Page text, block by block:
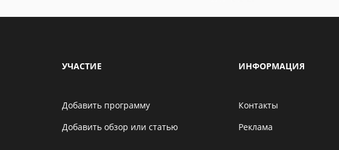
УЧАСТИЕ
Добавить программу
Добавить обзор или статью
ИНФОРМАЦИЯ
Контакты
Реклама